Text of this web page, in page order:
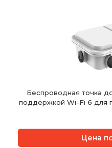
Беспроводная точка
поддержкой Wi-Fi 6 для
Цена